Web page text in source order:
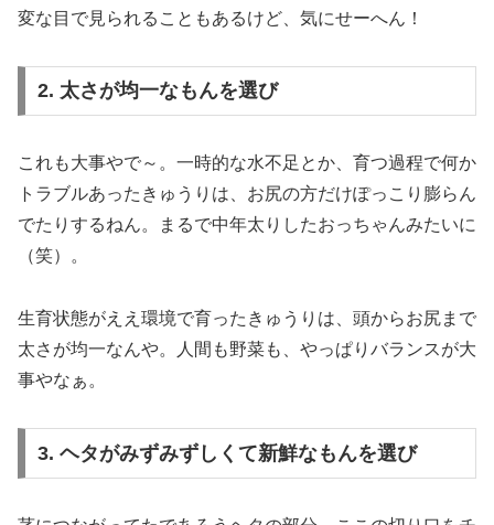
変な目で見られることもあるけど、気にせーへん！
2. 太さが均一なもんを選び
これも大事やで～。一時的な水不足とか、育つ過程で何か
トラブルあったきゅうりは、お尻の方だけぽっこり膨らん
でたりするねん。まるで中年太りしたおっちゃんみたいに
（笑）。
生育状態がええ環境で育ったきゅうりは、頭からお尻まで
太さが均一なんや。人間も野菜も、やっぱりバランスが大
事やなぁ。
3. ヘタがみずみずしくて新鮮なもんを選び